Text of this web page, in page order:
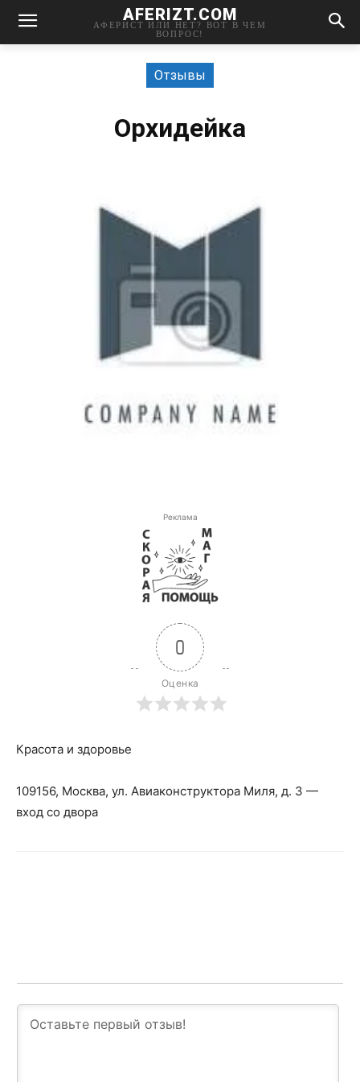
AFERIZT.COM
АФЕРИСТ ИЛИ НЕТ? ВОТ В ЧЕМ
ВОПРОС!
Отзывы
Орхидейка
Реклама
0
Оценка
Красота и здоровье
109156, Москва, ул. Авиаконструктора Миля, д. 3 —
вход со двора